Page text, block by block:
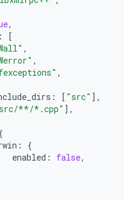
,
:
[
,
,
,
: [ "src" ],
**/*.cpp" ],
:
{
enabled : false,